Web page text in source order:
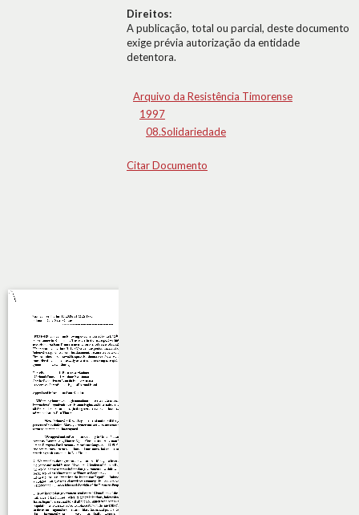
Direitos:
A publicação, total ou parcial, deste documento
exige prévia autorização da entidade
detentora.
Arquivo da Resistência Timorense
1997
08.Solidariedade
Citar Documento